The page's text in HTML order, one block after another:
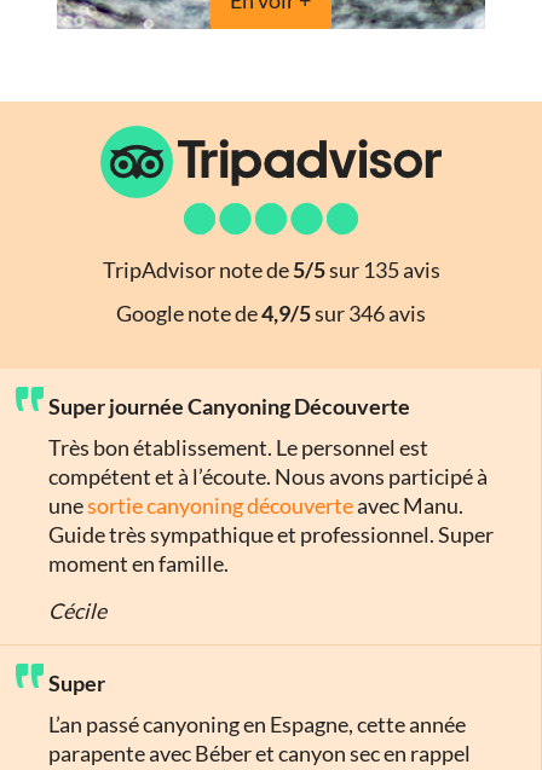
TripAdvisor note de5/5sur 135 avis
Google note de4,9/5sur 346 avis
Super journée Canyoning Découverte
Très bon établissement. Le personnel est
compétent et à l’écoute. Nous avons participé à
unesortie canyoning découverteavec Manu.
Guide très sympathique et professionnel. Super
moment en famille.
Cécile
Super
L’an passé canyoning en Espagne, cette année
parapente avec Béber et canyon sec en rappel